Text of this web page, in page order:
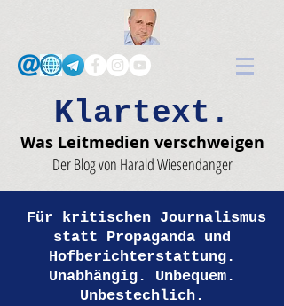
Klartext.
Was Leitmedien verschweigen
Der Blog von Harald Wiesendanger
Für kritischen Journalismus
statt Propaganda und
Hofberichterstattung.
Unabhängig. Unbequem.
Unbestechlich.